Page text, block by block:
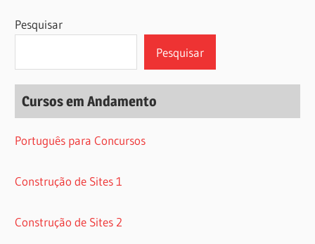
Pesquisar
Pesquisar
Cursos em Andamento
Português para Concursos
Construção de Sites 1
Construção de Sites 2